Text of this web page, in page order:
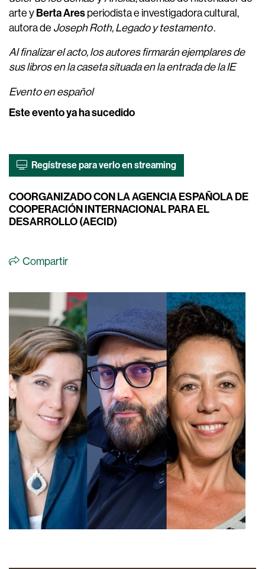
arte y Berta Ares periodista e investigadora cultural,
autora de Joseph Roth, Legado y testamento.
Al finalizar el acto, los autores firmarán ejemplares de
sus libros en la caseta situada en la entrada de la IE
Evento en español
Este evento ya ha sucedido
Regístrese para verlo en streaming
COORGANIZADO CON LA AGENCIA ESPAÑOLA DE
COOPERACIÓN INTERNACIONAL PARA EL
DESARROLLO (AECID)
Compartir